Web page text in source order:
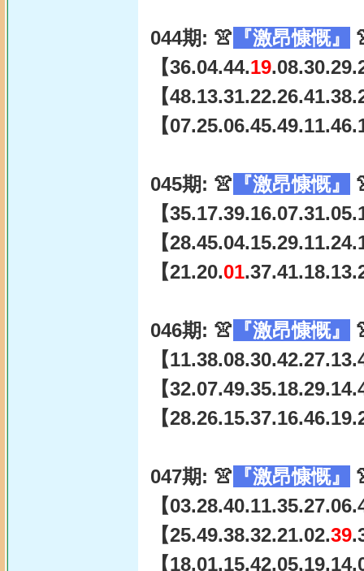
044期: 👚 『激昂慷慨』
【36.04.44.19
【
【
045期: 👚 『激昂慷慨』
【
【
【21.20.01
046期: 👚 『激昂慷慨』
【
【
【
047期: 👚 『激昂慷慨』
【
【25.49.38.32.21.02.39
【